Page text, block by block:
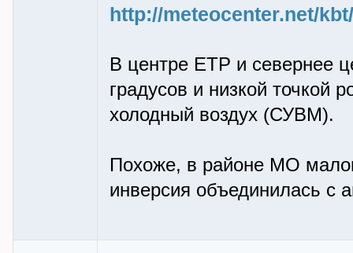
http://meteocenter.net/
В центре ЕТР и севернее
градусов и низкой точкой
холодный воздух (СУВМ).
Похоже, в районе МО
инверсия объединилась с